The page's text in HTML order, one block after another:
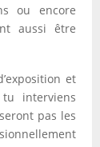
ou encore
aussi être
et
interviens
pas les